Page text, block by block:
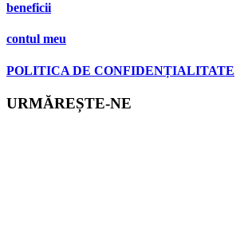
beneficii
contul meu
POLITICA DE CONFIDENȚIALITATE
URMĂREȘTE-NE